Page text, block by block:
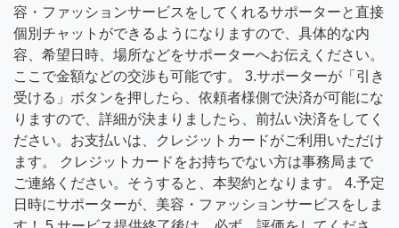
容・ファッションサービスをしてくれるサポーターと直接
個別チャットができるようになりますので、具体的な内
容、希望日時、場所などをサポーターへお伝えください。
ここで金額などの交渉も可能です。 3.サポーターが「引き
受ける」ボタンを押したら、依頼者様側で決済が可能にな
りますので、詳細が決まりましたら、前払い決済をしてく
ださい。お支払いは、クレジットカードがご利用いただけ
ます。 クレジットカードをお持ちでない方は事務局まで
ご連絡ください。そうすると、本契約となります。 4.予定
日時にサポーターが、美容・ファッションサービスをしま